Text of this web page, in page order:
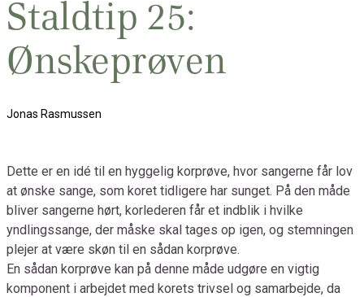
Staldtip 25:
Ønskeprøven
Jonas Rasmussen
Dette er en idé til en hyggelig korprøve, hvor sangerne får lov
at ønske sange, som koret tidligere har sunget. På den måde
bliver sangerne hørt, korlederen får et indblik i hvilke
yndlingssange, der måske skal tages op igen, og stemningen
plejer at være skøn til en sådan korprøve.
En sådan korprøve kan på denne måde udgøre en vigtig
komponent i arbejdet med korets trivsel og samarbejde, da